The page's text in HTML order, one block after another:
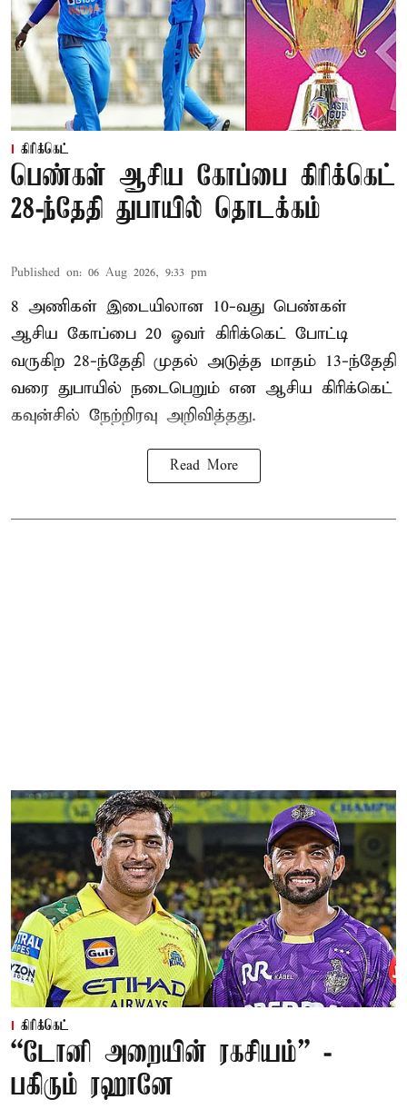
கிரிக்கெட்
பெண்கள் ஆசிய கோப்பை கிரிக்கெட்
28-ந்தேதி துபாயில் தொடக்கம்
Published on: 06 Aug 2026, 9:33 pm
8 அணிகள் இடையிலான 10-வது பெண்கள்
ஆசிய கோப்பை 20 ஓவர் கிரிக்கெட் போட்டி
வருகிற 28-ந்தேதி முதல் அடுத்த மாதம் 13-ந்தேதி
வரை துபாயில் நடைபெறும் என ஆசிய கிரிக்கெட்
கவுன்சில் நேற்றிரவு அறிவித்தது.
Read More
கிரிக்கெட்
“டோனி அறையின் ரகசியம்” -
பகிரும் ரஹானே